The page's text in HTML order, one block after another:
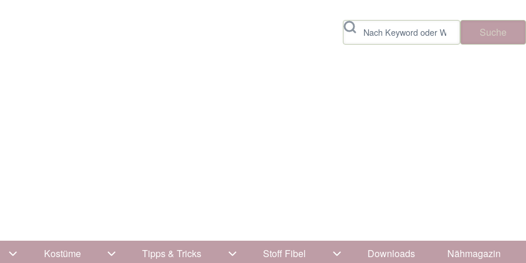
Suche
Unternavigation von Kleidung
Kostüme Unternavigation von Kostüme
Tipps & Tricks Unternavigation von Tipps & Tricks
Stoff Fibel Unternavigation von Stoff Fibel
Downloads Nähmagazin